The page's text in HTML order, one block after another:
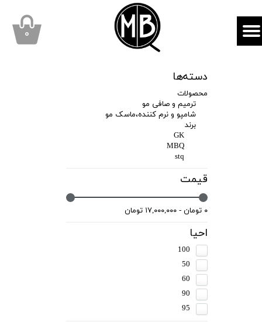
۰
دسته‌ها
محصولات
ترمیم و صافی مو
شامپو و نرم کننده،ماسک مو
برند
GK
MBQ
stq
قیمت
۰ تومان - ۱۷,۰۰۰,۰۰۰ تومان
احیا
100
50
60
90
95